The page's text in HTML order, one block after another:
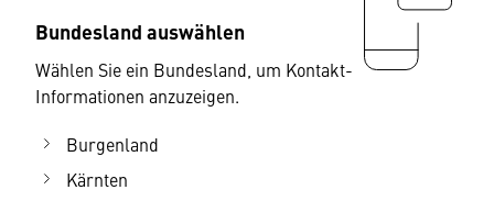
Bundesland auswählen
Wählen Sie ein Bundesland, um Kontakt-
Informationen anzuzeigen.
Burgenland
Kärnten